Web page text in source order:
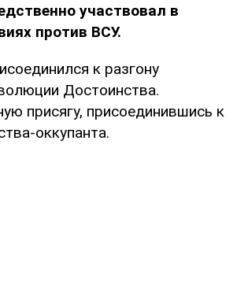
участвовал в
против ВСУ.
к разгону
Достоинства.
присягу, присоединившись к
оккупанта.